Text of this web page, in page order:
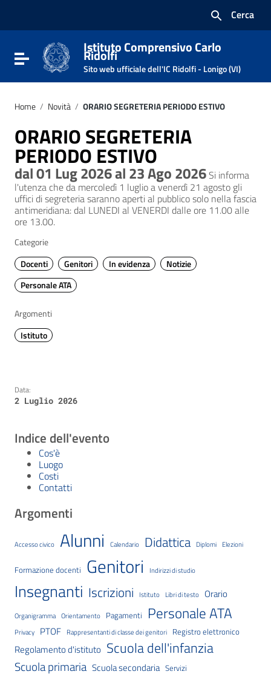
Vai al footer
Cerca
Attiva / disattiva la navigazione
Istituto Comprensivo Carlo
Ridolfi
Sito web ufficiale dell'IC Ridolfi - Lonigo (VI)
Home / Novità / ORARIO SEGRETERIA PERIODO ESTIVO
ORARIO SEGRETERIA
PERIODO ESTIVO
dal 01 Lug 2026 al 23 Ago 2026Si informa
l'utenza che da mercoledì 1 luglio a venerdì 21 agosto gli
uffici di segreteria saranno aperti al pubblico solo nella fascia
antimeridiana: dal LUNEDI al VENERDI dalle ore 11.00 alle
ore 13.00.
Categorie
Docenti
Genitori In evidenza
Notizie
Personale ATA
Argomenti
Istituto
Data:
2 Luglio 2026
Indice dell'evento
Cos'è
Luogo
Costi
Contatti
Argomenti
Accesso civico Alunni Calendario Didattica Diplomi Elezioni
Formazione docenti Genitori Indirizzi di studio
Insegnanti Iscrizioni Istituto Libri di testo Orario
Organigramma Orientamento Pagamenti Personale ATA
Privacy PTOF Rappresentanti di classe dei genitori Registro elettronico
Regolamento d'istituto Scuola dell'infanzia
Scuola primaria Scuola secondaria Servizi